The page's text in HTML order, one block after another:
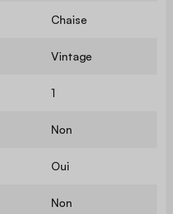
Chaise
Vintage
1
Non
Oui
Non